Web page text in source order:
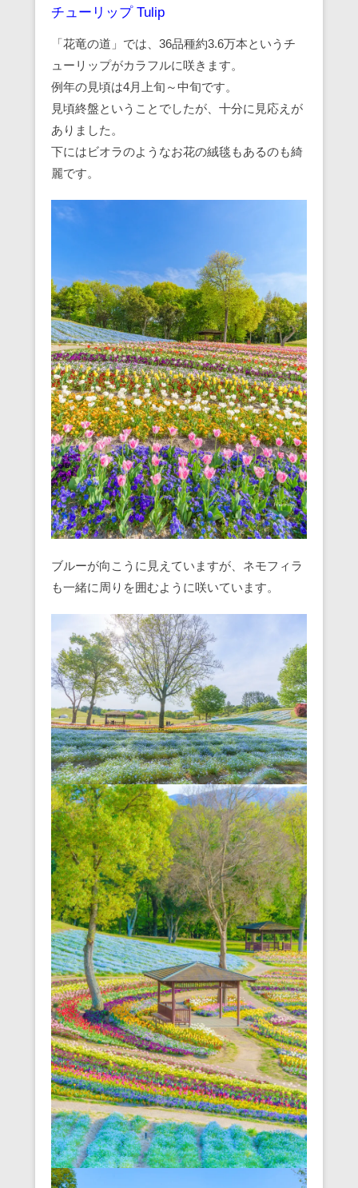
チューリップ Tulip
「花竜の道」では、36品種約3.6万本というチ
ューリップがカラフルに咲きます。
例年の見頃は4月上旬～中旬です。
見頃終盤ということでしたが、十分に見応えが
ありました。
下にはビオラのようなお花の絨毯もあるのも綺
麗です。
ブルーが向こうに見えていますが、ネモフィラ
も一緒に周りを囲むように咲いています。